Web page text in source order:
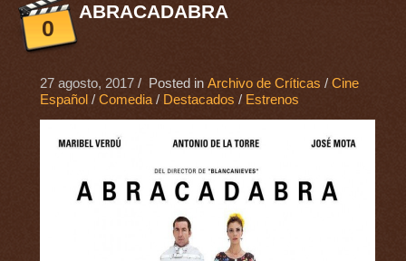
0
ABRACADABRA
27 agosto, 2017/ Posted in Archivo de Críticas / Cine
Español / Comedia/ Destacados / Estrenos